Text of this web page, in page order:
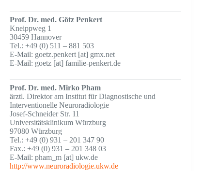
Prof. Dr. med. Götz Penkert
Kneippweg 1
30459 Hannover
Tel.: +49 (0) 511 – 881 503
E-Mail: goetz.penkert [at] gmx.net
E-Mail: goetz [at] familie-penkert.de
Prof. Dr. med. Mirko Pham
ärztl. Direktor am Institut für Diagnostische und
Interventionelle Neuroradiologie
Josef-Schneider Str. 11
Universitätsklinikum Würzburg
97080 Würzburg
Tel.: +49 (0) 931 – 201 347 90
Fax.: +49 (0) 931 – 201 348 03
E-Mail: pham_m [at] ukw.de
http://www.neuroradiologie.ukw.de